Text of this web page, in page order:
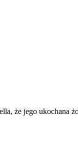
że jego ukochana